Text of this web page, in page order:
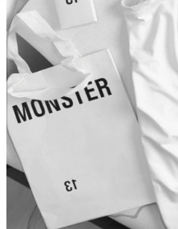
Chưa có sản phẩm
Quay trở lại cửa hàng